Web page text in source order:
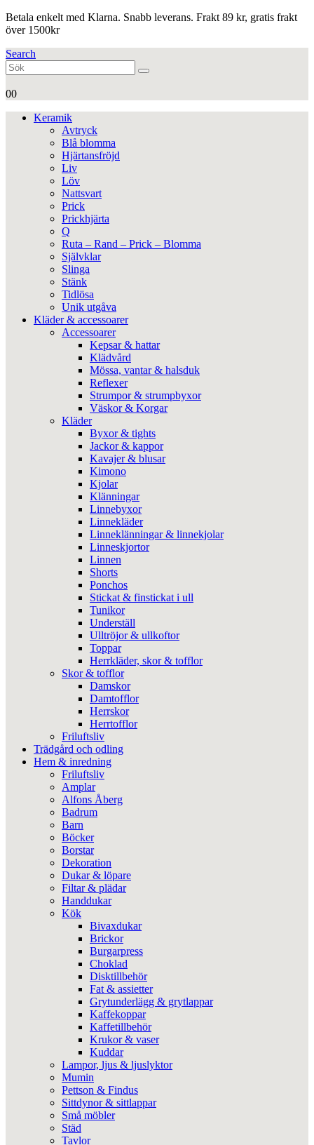
Betala enkelt med Klarna. Snabb leverans. Frakt 89 kr, gratis frakt
över 1500kr
Search
00
Keramik
Avtryck
Blå blomma
Hjärtansfröjd
Liv
Löv
Nattsvart
Prick
Prickhjärta
Q
Ruta – Rand – Prick – Blomma
Självklar
Slinga
Stänk
Tidlösa
Unik utgåva
Kläder & accessoarer
Accessoarer
Kepsar & hattar
Klädvård
Mössa, vantar & halsduk
Reflexer
Strumpor & strumpbyxor
Väskor & Korgar
Kläder
Byxor & tights
Jackor & kappor
Kavajer & blusar
Kimono
Kjolar
Klänningar
Linnebyxor
Linnekläder
Linneklänningar & linnekjolar
Linneskjortor
Linnen
Shorts
Ponchos
Stickat & finstickat i ull
Tunikor
Underställ
Ulltröjor & ullkoftor
Toppar
Herrkläder, skor & tofflor
Skor & tofflor
Damskor
Damtofflor
Herrskor
Herrtofflor
Friluftsliv
Trädgård och odling
Hem & inredning
Friluftsliv
Amplar
Alfons Åberg
Badrum
Barn
Böcker
Borstar
Dekoration
Dukar & löpare
Filtar & plädar
Handdukar
Kök
Bivaxdukar
Brickor
Burgarpress
Choklad
Disktillbehör
Fat & assietter
Grytunderlägg & grytlappar
Kaffekoppar
Kaffetillbehör
Krukor & vaser
Kuddar
Lampor, ljus & ljuslyktor
Mumin
Pettson & Findus
Sittdynor & sittlappar
Små möbler
Städ
Tavlor